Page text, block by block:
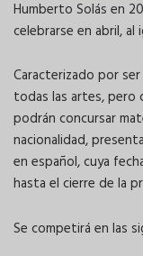
Humberto Solás en
celebrarse en abril, al
Caracterizado por
todas las artes, pero
podrán concursar
nacionalidad,
en español, cuya
hasta el cierre de la
Se competirá en las